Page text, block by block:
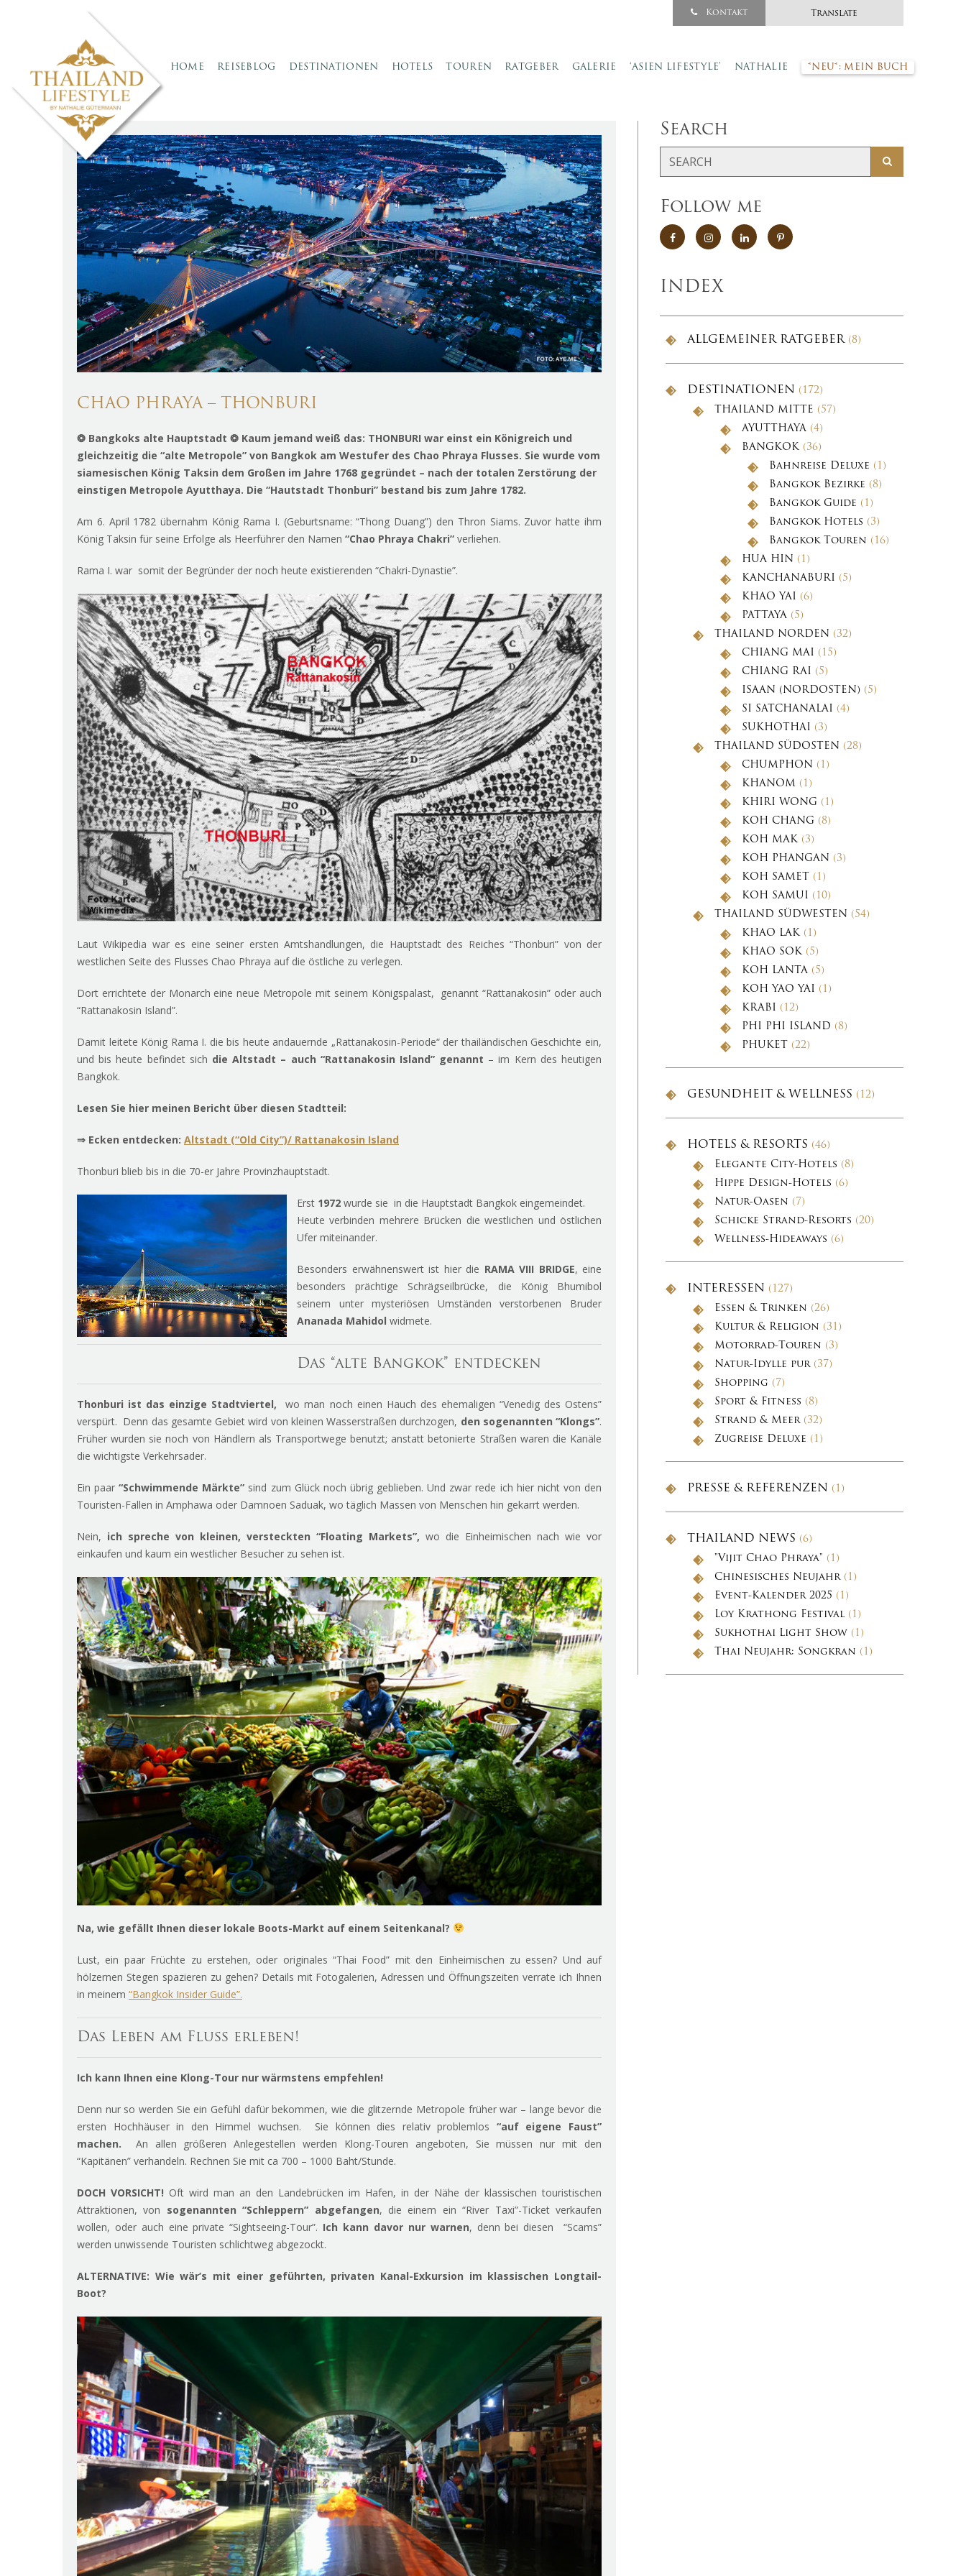
Kontakt Translate
HOME REISEBLOG DESTINATIONEN HOTELS TOUREN RATGEBER GALERIE ‘ASIEN LIFESTYLE’ NATHALIE *NEU*: MEIN BUCH
CHAO PHRAYA – THONBURI
❂ Bangkoks alte Hauptstadt ❂ Kaum jemand weiß das: THONBURI war einst ein Königreich und
gleichzeitig die “alte Metropole” von Bangkok am Westufer des Chao Phraya Flusses. Sie wurde vom
siamesischen König Taksin dem Großen im Jahre 1768 gegründet – nach der totalen Zerstörung der
einstigen Metropole Ayutthaya. Die “Hautstadt Thonburi” bestand bis zum Jahre 1782.
Am 6. April 1782 übernahm König Rama I. (Geburtsname: “Thong Duang”) den Thron Siams. Zuvor hatte ihm
König Taksin für seine Erfolge als Heerführer den Namen “Chao Phraya Chakri” verliehen.
Rama I. war somit der Begründer der noch heute existierenden “Chakri-Dynastie”.
Laut Wikipedia war es eine seiner ersten Amtshandlungen, die Hauptstadt des Reiches “Thonburi” von der
westlichen Seite des Flusses Chao Phraya auf die östliche zu verlegen.
Dort errichtete der Monarch eine neue Metropole mit seinem Königspalast, genannt “Rattanakosin” oder auch
“Rattanakosin Island”.
Damit leitete König Rama I. die bis heute andauernde „Rattanakosin-Periode“ der thailändischen Geschichte ein,
und bis heute befindet sich die Altstadt – auch “Rattanakosin Island” genannt – im Kern des heutigen
Bangkok.
Lesen Sie hier meinen Bericht über diesen Stadtteil:
⇒ Ecken entdecken: Altstadt (“Old City”)/ Rattanakosin Island
Thonburi blieb bis in die 70-er Jahre Provinzhauptstadt.
Erst 1972 wurde sie in die Hauptstadt Bangkok eingemeindet.
Heute verbinden mehrere Brücken die westlichen und östlichen
Ufer miteinander.
Besonders erwähnenswert ist hier die RAMA VIII BRIDGE, eine
besonders prächtige Schrägseilbrücke, die König Bhumibol
seinem unter mysteriösen Umständen verstorbenen Bruder
Ananada Mahidol widmete.
Das “alte Bangkok” entdecken
Thonburi ist das einzige Stadtviertel,
wo man noch einen Hauch des ehemaligen “Venedig des Ostens”
verspürt. Denn das gesamte Gebiet wird von kleinen Wasserstraßen durchzogen, den sogenannten “Klongs”.
Früher wurden sie noch von Händlern als Transportwege benutzt; anstatt betonierte Straßen waren die Kanäle
die wichtigste Verkehrsader.
Ein paar“Schwimmende Märkte” sind zum Glück noch übrig geblieben. Und zwar rede ich hier nicht von den
Touristen-Fallen in Amphawa oder Damnoen Saduak, wo täglich Massen von Menschen hin gekarrt werden.
Nein, ich spreche von kleinen, versteckten “Floating Markets”, wo die Einheimischen nach wie vor
einkaufen und kaum ein westlicher Besucher zu sehen ist.
Na, wie gefällt Ihnen dieser lokale Boots-Markt auf einem Seitenkanal?
Lust, ein paar Früchte zu erstehen, oder originales “Thai Food” mit den Einheimischen zu essen? Und auf
hölzernen Stegen spazieren zu gehen? Details mit Fotogalerien, Adressen und Öffnungszeiten verrate ich Ihnen
in meinem “Bangkok Insider Guide”.
Das Leben am Fluss erleben!
Ich kann Ihnen eine Klong-Tour nur wärmstens empfehlen!
Denn nur so werden Sie ein Gefühl dafür bekommen, wie die glitzernde Metropole früher war – lange bevor die
ersten Hochhäuser in den Himmel wuchsen. Sie können dies relativ problemlos “auf eigene Faust”
machen.
An allen größeren Anlegestellen werden Klong-Touren angeboten, Sie müssen nur mit den
“Kapitänen” verhandeln. Rechnen Sie mit ca 700 – 1000 Baht/Stunde.
DOCH VORSICHT! Oft wird man an den Landebrücken im Hafen, in der Nähe der klassischen touristischen
Attraktionen, von sogenannten “Schleppern” abgefangen, die einem ein “River Taxi”-Ticket verkaufen
wollen, oder auch eine private “Sightseeing-Tour”. Ich kann davor nur warnen, denn bei diesen “Scams”
werden unwissende Touristen schlichtweg abgezockt.
ALTERNATIVE: Wie wär’s mit einer geführten, privaten Kanal-Exkursion im klassischen Longtail-
Boot?
Search
Follow me
INDEX
ALLGEMEINER RATGEBER(8)
DESTINATIONEN (172)
THAILAND MITTE (57)
AYUTTHAYA (4)
BANGKOK(36)
Bahnreise Deluxe (1)
Bangkok Bezirke (8)
Bangkok Guide (1)
Bangkok Hotels (3)
Bangkok Touren (16)
HUA HIN (1)
KANCHANABURI (5)
KHAO YAI (6)
PATTAYA (5)
THAILAND NORDEN (32)
CHIANG MAI (15)
CHIANG RAI (5)
ISAAN (NORDOSTEN) (5)
SI SATCHANALAI (4)
SUKHOTHAI (3)
THAILAND SÜDOSTEN (28)
CHUMPHON (1)
KHANOM (1)
KHIRI WONG (1)
KOH CHANG (8)
KOH MAK(3)
KOH PHANGAN (3)
KOH SAMET (1)
KOH SAMUI (10)
THAILAND SÜDWESTEN (54)
KHAO LAK(1)
KHAO SOK(5)
KOH LANTA (5)
KOH YAO YAI (1)
KRABI (12)
PHI PHI ISLAND (8)
PHUKET (22)
GESUNDHEIT & WELLNESS (12)
HOTELS & RESORTS (46)
Elegante City-Hotels (8)
Hippe Design-Hotels (6)
Natur-Oasen (7)
Schicke Strand-Resorts (20)
Wellness-Hideaways (6)
INTERESSEN (127)
Essen & Trinken (26)
Kultur & Religion (31)
Motorrad-Touren (3)
Natur-Idylle pur(37)
Shopping (7)
Sport & Fitness (8)
Strand & Meer(32)
Zugreise Deluxe (1)
PRESSE & REFERENZEN (1)
THAILAND NEWS (6)
"Vijit Chao Phraya" (1)
Chinesisches Neujahr(1)
Event-Kalender 2025 (1)
Loy Krathong Festival (1)
Sukhothai Light Show (1)
Thai Neujahr: Songkran (1)